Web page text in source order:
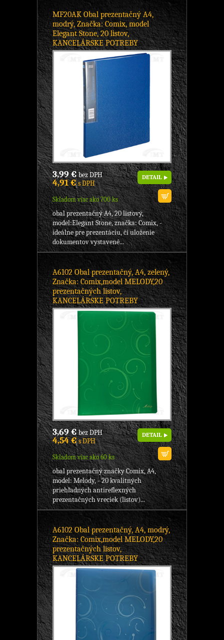
MF20AK Obal prezentačný A4,
modrý, Značka: Comix, model
Elegant Stone, 20 listov,
KANCELÁRSKE POTREBY
3,99 €bez DPH
4,91 €s DPH
Skladom viac ako 700 ks
DETAIL
obal prezentačný A4, 20 listový,
model:Elegant Stone, značka: Comix, -
ideálne pre prezentáciu, či uloženie
dokumentov vystavené...
A6102 Obal prezentačný, A4, zelený,
Značka: Comix,model MELODY,20
prezentačných listov,
KANCELÁRSKE POTREBY
3,69 €bez DPH
4,54 €s DPH
Skladom viac ako 60 ks
DETAIL
obal prezentačný značky Comix, A4,
model: Melody, - 20 kvalitných
priehľadných antireflexných
prezentačných vreciek (listov)...
A6102 Obal prezentačný, A4, modrý,
Značka: Comix,model MELODY,20
prezentačných listov,
KANCELÁRSKE POTREBY